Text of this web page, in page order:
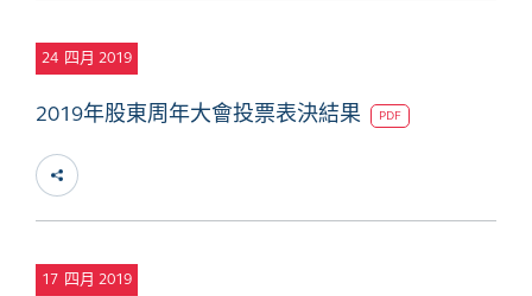
24 四月 2019
2019年股東周年大會投票表決結果 PDF
17 四月 2019